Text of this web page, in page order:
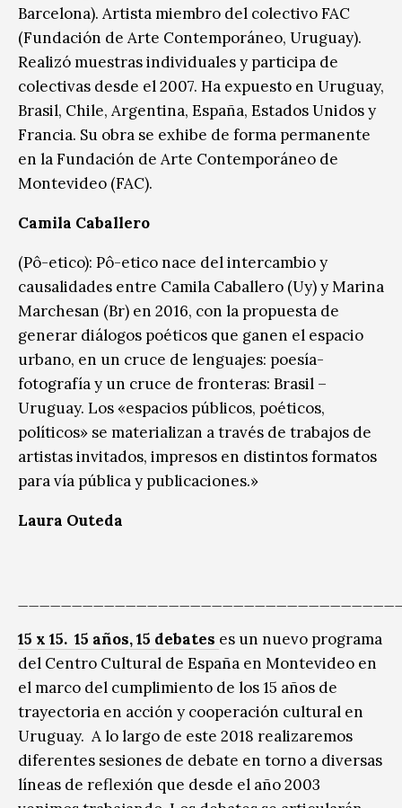
Barcelona). Artista miembro del colectivo FAC
(Fundación de Arte Contemporáneo, Uruguay).
Realizó muestras individuales y participa de
colectivas desde el 2007. Ha expuesto en Uruguay,
Brasil, Chile, Argentina, España, Estados Unidos y
Francia. Su obra se exhibe de forma permanente
en la Fundación de Arte Contemporáneo de
Montevideo (FAC).
Camila Caballero
(Pô-etico): Pô-etico nace del intercambio y
causalidades entre Camila Caballero (Uy) y Marina
Marchesan (Br) en 2016, con la propuesta de
generar diálogos poéticos que ganen el espacio
urbano, en un cruce de lenguajes: poesía-
fotografía y un cruce de fronteras: Brasil –
Uruguay. Los «espacios públicos, poéticos,
políticos» se materializan a través de trabajos de
artistas invitados, impresos en distintos formatos
para vía pública y publicaciones.»
Laura Outeda
15 x 15. 15 años, 15 debates es un nuevo programa
del Centro Cultural de España en Montevideo en
el marco del cumplimiento de los 15 años de
trayectoria en acción y cooperación cultural en
Uruguay. A lo largo de este 2018 realizaremos
diferentes sesiones de debate en torno a diversas
líneas de reflexión que desde el año 2003